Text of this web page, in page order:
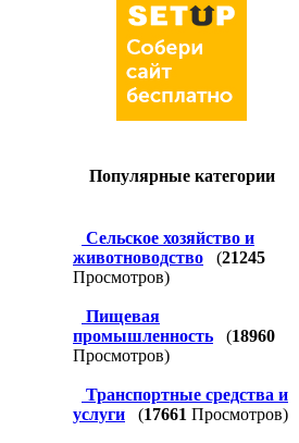
Популярные категории
Сельское хозяйство и
животноводство
(21245
Просмотров)
Пищевая
промышленность
(18960
Просмотров)
Транспортные средства и
услуги
(17661 Просмотров)